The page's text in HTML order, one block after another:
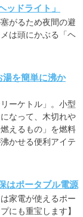
ッドライト」
がるため夜間の避
は頭にかぶる「ヘ
を簡単に沸か
ーケトル」。小型
なって、木切れや
えるもの」を燃料
かせる便利アイテ
はポータブル電源
家電が使えるポー
にも重宝します】